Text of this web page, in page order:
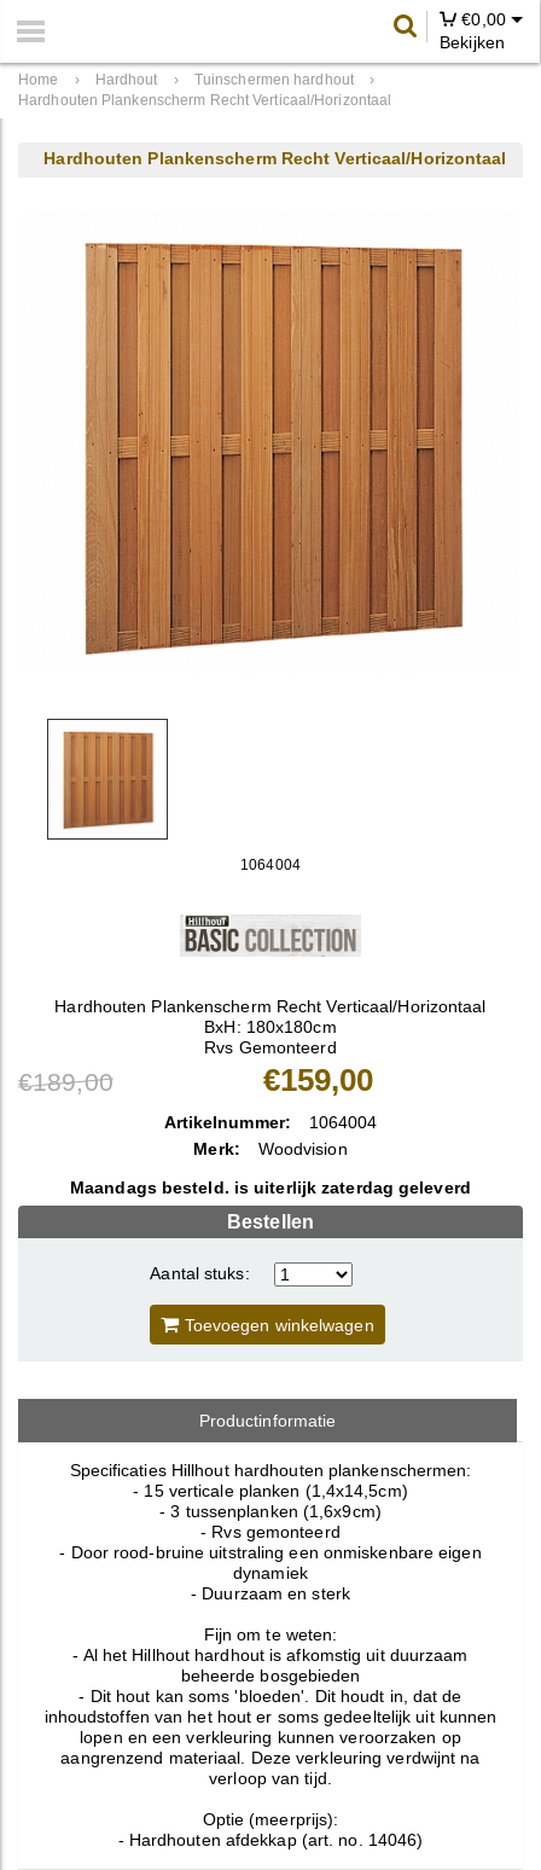
€0,00
Bekijken
Home › Hardhout › Tuinschermen hardhout
›
Hardhouten Plankenscherm Recht Verticaal/Horizontaal
Hardhouten Plankenscherm Recht Verticaal/Horizontaal
1064004
Hardhouten Plankenscherm Recht Verticaal/Horizontaal
BxH: 180x180cm
Rvs Gemonteerd
€189,00 €159,00
Artikelnummer:
1064004
Merk:
Woodvision
Maandags besteld. is uiterlijk zaterdag geleverd
Bestellen
Aantal stuks:
Toevoegen winkelwagen
Productinformatie
Specificaties Hillhout hardhouten plankenschermen:
- 15 verticale planken (1,4x14,5cm)
- 3 tussenplanken (1,6x9cm)
- Rvs gemonteerd
- Door rood-bruine uitstraling een onmiskenbare eigen
dynamiek
- Duurzaam en sterk
Fijn om te weten:
- Al het Hillhout hardhout is afkomstig uit duurzaam
beheerde bosgebieden
- Dit hout kan soms 'bloeden'. Dit houdt in, dat de
inhoudstoffen van het hout er soms gedeeltelijk uit kunnen
lopen en een verkleuring kunnen veroorzaken op
aangrenzend materiaal. Deze verkleuring verdwijnt na
verloop van tijd.
Optie (meerprijs):
- Hardhouten afdekkap (art. no. 14046)